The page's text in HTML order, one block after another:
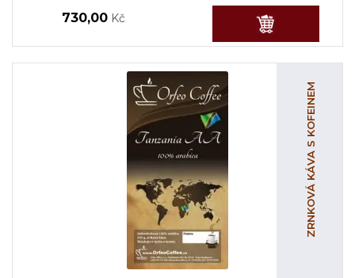
730,00 Kč
ZRNKOVÁ KÁVA S KOFEINEM